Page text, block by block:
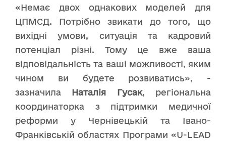
«Немає двох однакових моделей для
ЦПМСД. Потрібно звикати до того, що
вихідні умови, ситуація та кадровий
потенціал різні. Тому це вже ваша
відповідальність та ваші можливості, яким
чином ви будете розвиватись», -
зазначила Наталія Гусак, регіональна
координаторка з підтримки медичної
реформи у Чернівецькій та Івано-
Франківській областях Програми «U-LEAD